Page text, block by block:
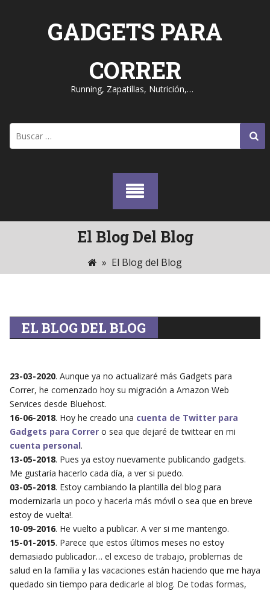
GADGETS PARA
CORRER
Running, Zapatillas, Nutrición,…
El Blog Del Blog
» El Blog del Blog
EL BLOG DEL BLOG
23-03-2020. Aunque ya no actualizaré más Gadgets para
Correr, he comenzado hoy su migración a Amazon Web
Services desde Bluehost.
16-06-2018. Hoy he creado una cuenta de Twitter para
Gadgets para Correro sea que dejaré de twittear en mi
cuenta personal.
13-05-2018. Pues ya estoy nuevamente publicando gadgets.
Me gustaría hacerlo cada día, a ver si puedo.
03-05-2018. Estoy cambiando la plantilla del blog para
modernizarla un poco y hacerla más móvil o sea que en breve
estoy de vuelta!.
10-09-2016. He vuelto a publicar. A ver si me mantengo.
15-01-2015. Parece que estos últimos meses no estoy
demasiado publicador… el exceso de trabajo, problemas de
salud en la familia y las vacaciones están haciendo que me haya
quedado sin tiempo para dedicarle al blog. De todas formas,